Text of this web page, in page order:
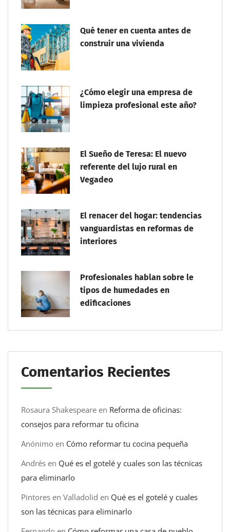
Qué tener en cuenta antes de
construir una vivienda
¿Cómo elegir una empresa de
limpieza profesional este año?
El Sueño de Teresa: El nuevo
referente del lujo rural en
Vegadeo
El renacer del hogar: tendencias
vanguardistas en reformas de
interiores
Profesionales hablan sobre le
tipos de humedades en
edificaciones
Comentarios Recientes
Rosaura Shakespeare en Reforma de oficinas:
consejos para reformar tu oficina
Anónimo en Cómo reformar tu cocina pequeña
Andrés en Qué es el gotelé y cuales son las técnicas
para eliminarlo
Pintores en Valladolid en Qué es el gotelé y cuales
son las técnicas para eliminarlo